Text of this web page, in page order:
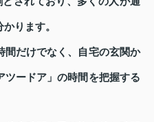
ります。
間だけでなく、自宅の玄関か
ツードア」の時間を把握する